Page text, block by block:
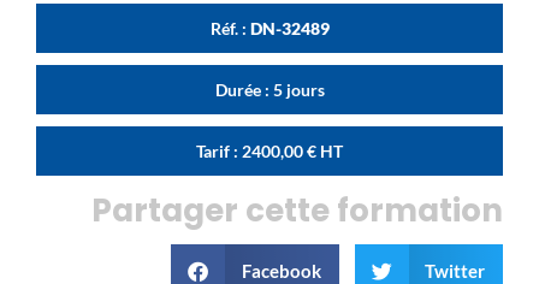
Réf. : DN-32489
Durée : 5 jours
Tarif : 2400,00€ HT
Partager cette formation
Facebook Twitter